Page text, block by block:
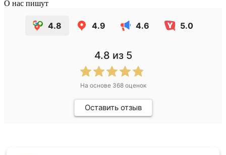
О нас пишут
4.8 4.9 4.6 5.0
4.8 из 5
На основе 368оценок
Оставить отзыв